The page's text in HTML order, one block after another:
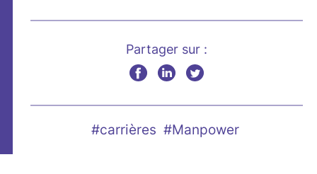
Partager sur :
#carrières #Manpower